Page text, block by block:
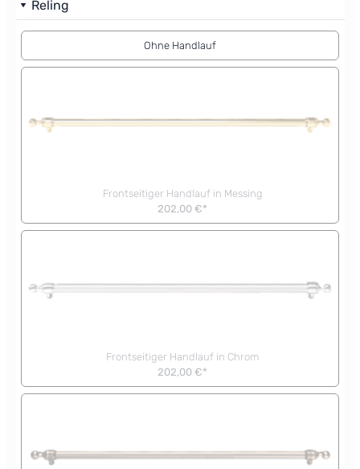
Reling
Ohne Handlauf
Frontseitiger Handlauf in Messing
202,00 €*
Frontseitiger Handlauf in Chrom
202,00 €*